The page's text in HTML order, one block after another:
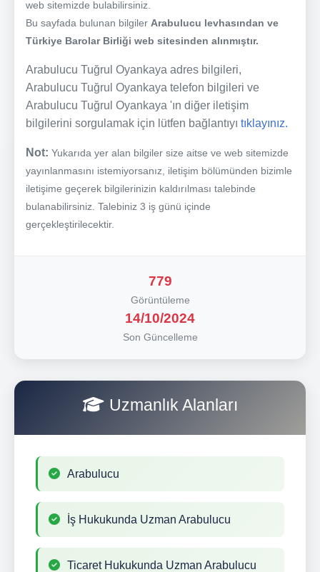
web sitemizde bulabilirsiniz.
Bu sayfada bulunan bilgiler Arabulucu levhasından ve
Türkiye Barolar Birliği web sitesinden alınmıştır.
Arabulucu Tuğrul Oyankaya adres bilgileri,
Arabulucu Tuğrul Oyankaya telefon bilgileri ve
Arabulucu Tuğrul Oyankaya 'ın diğer iletişim
bilgilerini sorgulamak için lütfen bağlantıyı tıklayınız.
Not: Yukarıda yer alan bilgiler size aitse ve web sitemizde
yayınlanmasını istemiyorsanız, iletişim bölümünden bizimle
iletişime geçerek bilgilerinizin kaldırılması talebinde
bulanabilirsiniz. Talebiniz 3 iş günü içinde
gerçekleştirilecektir.
779
Görüntüleme
14/10/2024
Son Güncelleme
Uzmanlık Alanları
Arabulucu
İş Hukukunda Uzman Arabulucu
Ticaret Hukukunda Uzman Arabulucu